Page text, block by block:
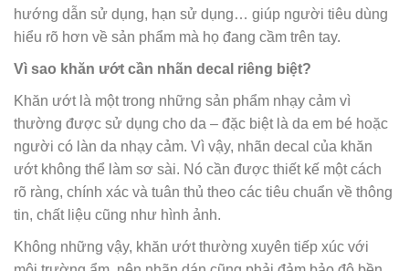
hướng dẫn sử dụng, hạn sử dụng… giúp người tiêu dùng
hiểu rõ hơn về sản phẩm mà họ đang cầm trên tay.
Vì sao khăn ướt cần nhãn decal riêng biệt?
Khăn ướt là một trong những sản phẩm nhạy cảm vì
thường được sử dụng cho da – đặc biệt là da em bé hoặc
người có làn da nhạy cảm. Vì vậy, nhãn decal của khăn
ướt không thể làm sơ sài. Nó cần được thiết kế một cách
rõ ràng, chính xác và tuân thủ theo các tiêu chuẩn về thông
tin, chất liệu cũng như hình ảnh.
Không những vậy, khăn ướt thường xuyên tiếp xúc với